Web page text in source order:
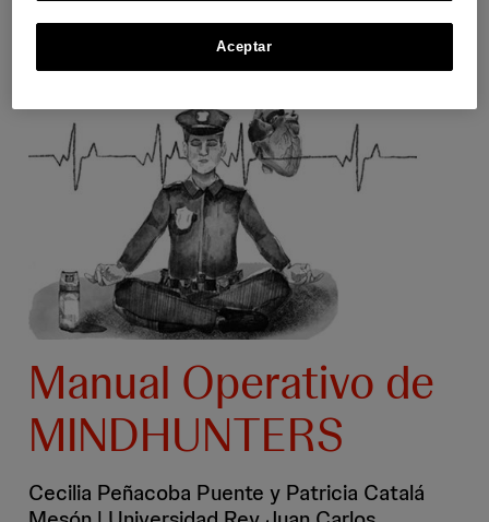
Manual Operativo de
MINDHUNTERS
Cecilia Peñacoba Puente y Patricia Catalá
Aceptar